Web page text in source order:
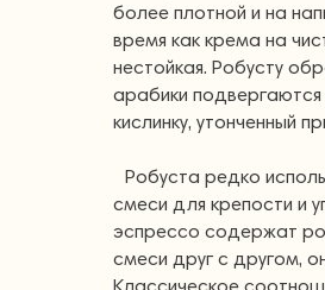
более плотной и на
время как крема на
нестойкая. Робусту
арабики
кислинку, утонченный
Робуста редко
смеси для крепости и
эспрессо содержат
смеси друг с другом,